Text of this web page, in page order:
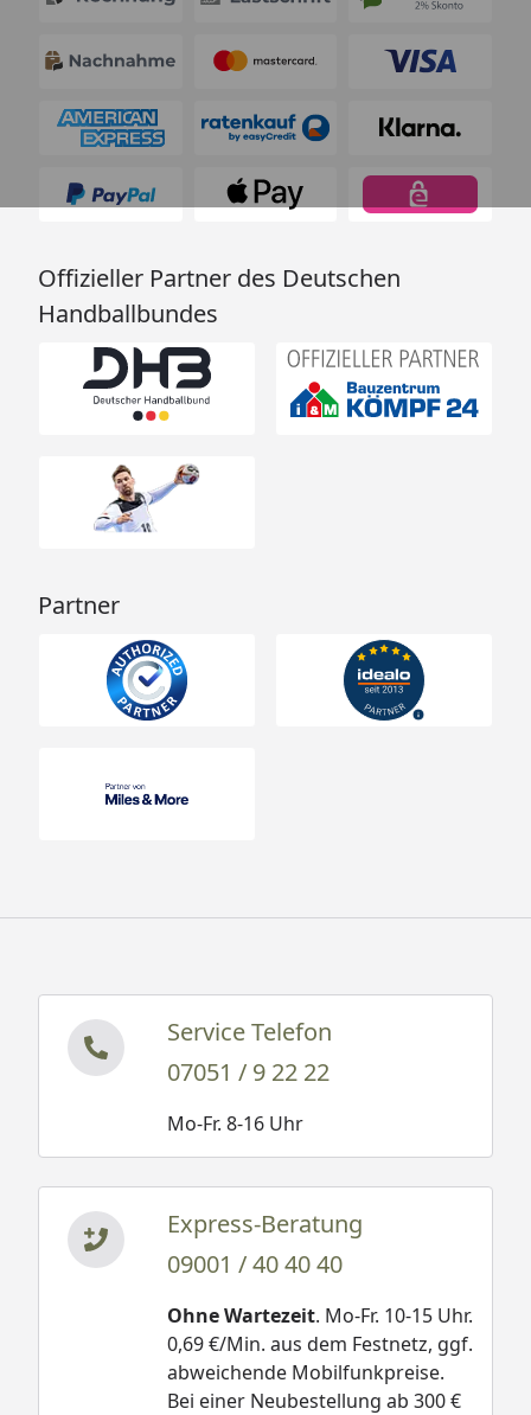
Offizieller Partner des Deutschen
Handballbundes
Partner
Service Telefon
07051 / 9 22 22
Mo-Fr. 8-16 Uhr
Express-Beratung
09001 / 40 40 40
Ohne Wartezeit. Mo-Fr. 10-15 Uhr.
0,69 €/Min. aus dem Festnetz, ggf.
abweichende Mobilfunkpreise.
Bei einer Neubestellung ab 300 €